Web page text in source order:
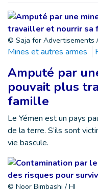
© Saja for Advertisements
Mines et autres armes
Amputé par
pouvait plus
famille
Le Yémen est un pays
de la terre. S’ils sont
vie bascule.
© Noor Bimbashi / HI